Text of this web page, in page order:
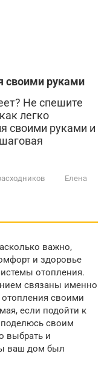
своими руками
Не спешите
легко
своими руками и
Елена
важно,
и здоровье
отопления.
связаны именно
своими
если подойти к
поделюсь своим
выбрать и
ваш дом был